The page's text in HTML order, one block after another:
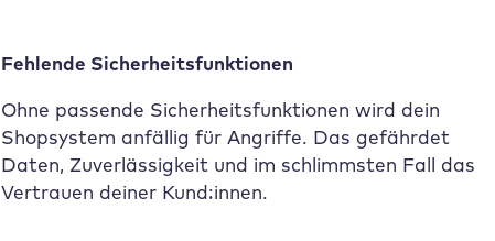
Fehlende Sicherheitsfunktionen
Ohne passende Sicherheitsfunktionen wird dein
Shopsystem anfällig für Angriffe. Das gefährdet
Daten, Zuverlässigkeit und im schlimmsten Fall das
Vertrauen deiner Kund:innen.